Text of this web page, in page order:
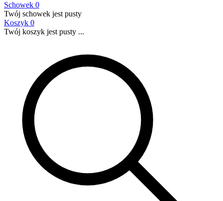
Schowek 0
Twój schowek jest pusty
Koszyk 0
Twój koszyk jest pusty ...